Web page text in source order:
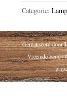
Categorie:
Gerealiseerd door
Vreemde Eend |